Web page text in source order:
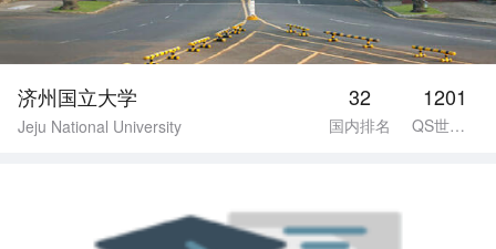
济州国立大学
Jeju National University
1201
QS世界排名
32
国内排名